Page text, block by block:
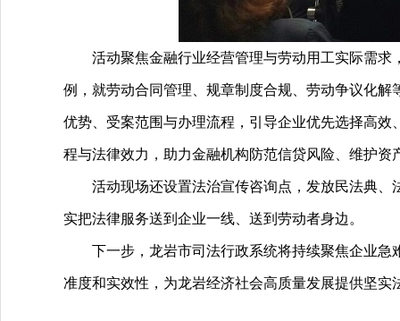
活动聚焦金融行业经营管理与劳动用工实际需
例，就劳动合同管理、规章制度合规、劳动争议化
优势、受案范围与办理流程，引导企业优先选择高
程与法律效力，助力金融机构防范信贷风险、维护资
活动现场还设置法治宣传咨询点，发放民法典
实把法律服务送到企业一线、送到劳动者身边。
下一步，龙岩市司法行政系统将持续聚焦企业急
准度和实效性，为龙岩经济社会高质量发展提供坚实